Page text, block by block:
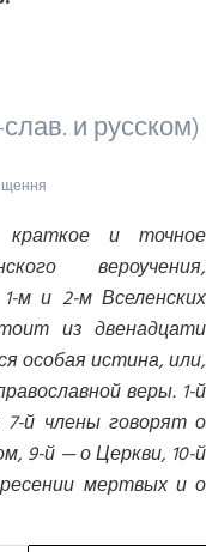
и русском)
краткое и точное
вероучения,
м и 2-м Вселенских
из двенадцати
особая истина, или,
веры. 1-й
й члены говорят о
9-й — о Церкви, 10-й
мертвых и о